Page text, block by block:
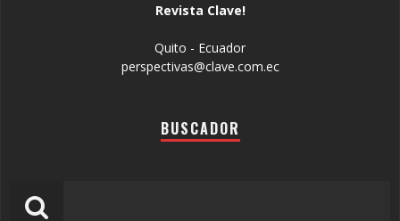
Revista Clave!
Quito - Ecuador
perspectivas@clave.com.ec
BUSCADOR